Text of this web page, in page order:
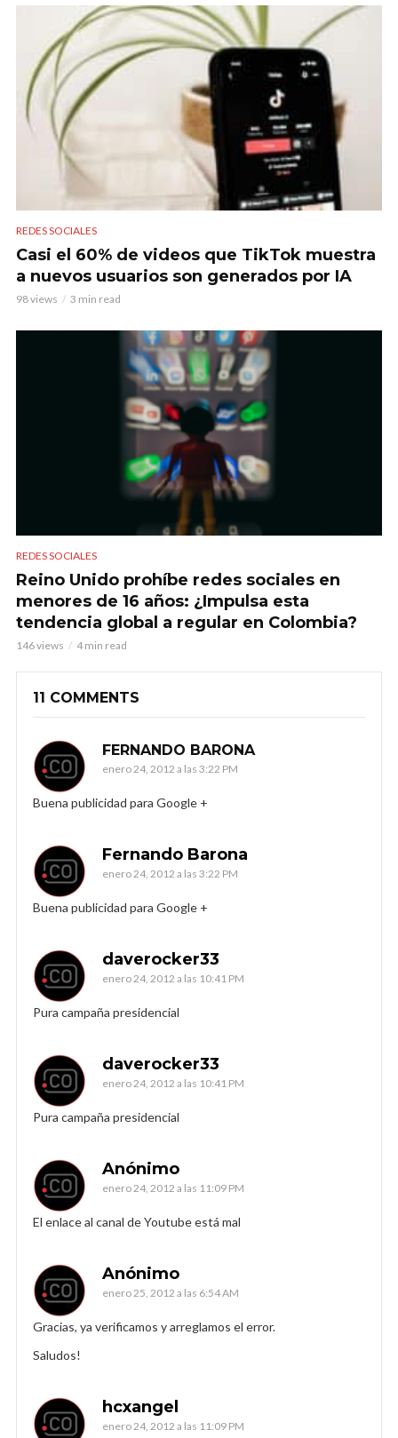
REDES SOCIALES
Casi el 60% de videos que TikTok muestra
a nuevos usuarios son generados por IA
98 views 3 min read
REDES SOCIALES
Reino Unido prohíbe redes sociales en
menores de 16 años: ¿Impulsa esta
tendencia global a regular en Colombia?
146 views 4 min read
11 COMMENTS
FERNANDO BARONA
enero 24, 2012 a las 3:22 PM
Buena publicidad para Google +
Fernando Barona
enero 24, 2012 a las 3:22 PM
Buena publicidad para Google +
daverocker33
enero 24, 2012 a las 10:41 PM
Pura campaña presidencial
daverocker33
enero 24, 2012 a las 10:41 PM
Pura campaña presidencial
Anónimo
enero 24, 2012 a las 11:09 PM
El enlace al canal de Youtube está mal
Anónimo
enero 25, 2012 a las 6:54 AM
Gracias, ya verificamos y arreglamos el error.
Saludos!
hcxangel
enero 24, 2012 a las 11:09 PM